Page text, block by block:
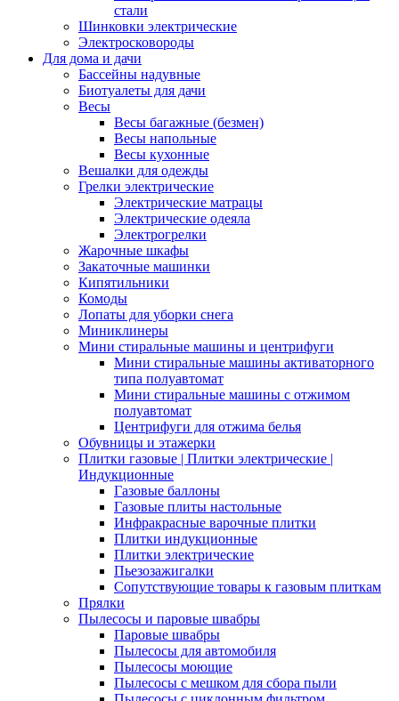
стали
Шинковки электрические
Электросковороды
Для дома и дачи
Бассейны надувные
Биотуалеты для дачи
Весы
Весы багажные (безмен)
Весы напольные
Весы кухонные
Вешалки для одежды
Грелки электрические
Электрические матрацы
Электрические одеяла
Электрогрелки
Жарочные шкафы
Закаточные машинки
Кипятильники
Комоды
Лопаты для уборки снега
Миниклинеры
Мини стиральные машины и центрифуги
Мини стиральные машины активаторного
типа полуавтомат
Мини стиральные машины с отжимом
полуавтомат
Центрифуги для отжима белья
Обувницы и этажерки
Плитки газовые | Плитки электрические |
Индукционные
Газовые баллоны
Газовые плиты настольные
Инфракрасные варочные плитки
Плитки индукционные
Плитки электрические
Пьезозажигалки
Сопутствующие товары к газовым плиткам
Прялки
Пылесосы и паровые швабры
Паровые швабры
Пылесосы для автомобиля
Пылесосы моющие
Пылесосы с мешком для сбора пыли